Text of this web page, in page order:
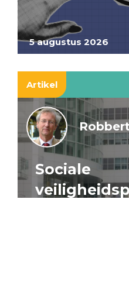
5 augustus 2026
Artikel
Sociale